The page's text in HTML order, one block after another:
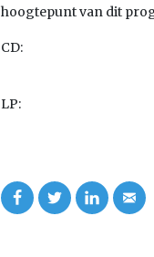
hoogtepunt van dit
CD:
LP: